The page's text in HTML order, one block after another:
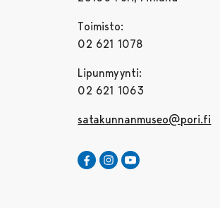
Toimisto:
02 621 1078
Lipunmyynti:
02 621 1063
satakunnanmuseo@pori.fi
Satakunnan Museo
Avautuu uudessa
Satakunnan Museo
Avautuu uudessa